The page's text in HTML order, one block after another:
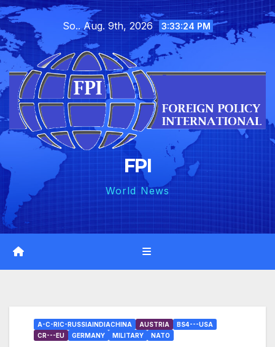
Skip
to
content
So.. Aug. 9th, 2026 3:33:26 PM
FPI
World News
A-C-RIC-RUSSIAINDIACHINA AUSTRIA
BS4---USA
CR---EU
GERMANY MILITARY NATO